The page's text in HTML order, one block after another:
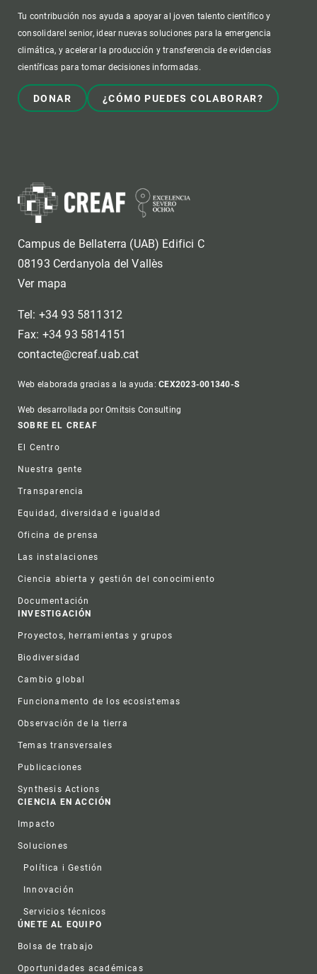
Tu contribución nos ayuda a apoyar al joven talento científico y
consolidarel senior, idear nuevas soluciones para la emergencia
climática, y acelerar la producción y transferencia de evidencias
científicas para tomar decisiones informadas.
DONAR ¿CÓMO PUEDES COLABORAR?
Campus de Bellaterra (UAB) Edifici C
08193 Cerdanyola del Vallès
Ver mapa
Tel: +34 93 5811312
Fax: +34 93 5814151
contacte@creaf.uab.cat
Web elaborada gracias a la ayuda:CEX2023-001340-S
Web desarrollada por Omitsis Consulting
Footer
SOBRE EL CREAF
El Centro
Nuestra gente
Transparencia
Equidad, diversidad e igualdad
Oficina de prensa
Las instalaciones
Ciencia abierta y gestión del conocimiento
Documentación
INVESTIGACIÓN
Proyectos, herramientas y grupos
Biodiversidad
Cambio global
Funcionamento de los ecosistemas
Observación de la tierra
Temas transversales
Publicaciones
Synthesis Actions
CIENCIA EN ACCIÓN
Impacto
Soluciones
Política i Gestión
Innovación
Servicios técnicos
ÚNETE AL EQUIPO
Bolsa de trabajo
Oportunidades académicas